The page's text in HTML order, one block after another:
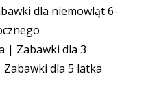
dla niemowląt 6-
| Zabawki dla 3
Zabawki dla 5 latka